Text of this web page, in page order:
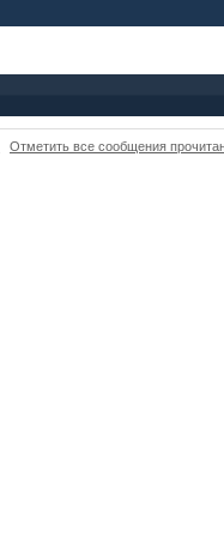
Отметить все сообщения